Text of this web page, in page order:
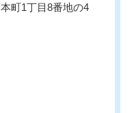
町1丁目8番地の4